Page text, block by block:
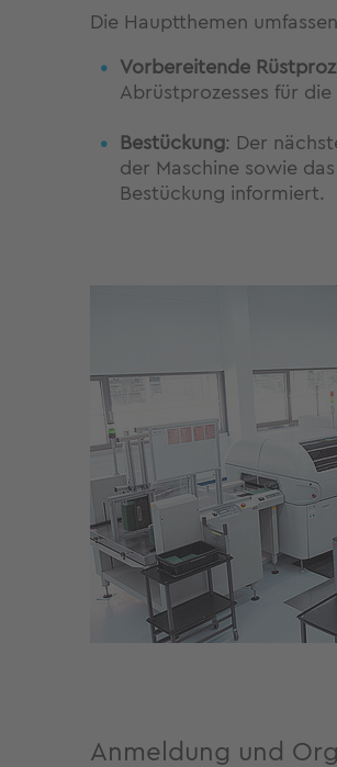
Die Hauptthemen
Vorbereitende
Abrüstprozesses für die
Bestückung: Der
der Maschine sowie
Bestückung informiert.
Anmeldung und